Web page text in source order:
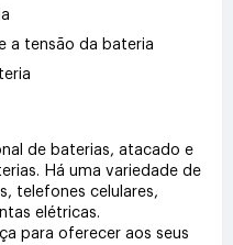
a tensão da bateria
de baterias, atacado e
Há uma variedade de
telefones celulares,
elétricas.
para oferecer aos seus